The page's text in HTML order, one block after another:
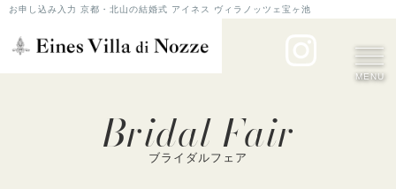
お申し込み入力 京都・北山の結婚式 アイネス ヴィラノッツェ宝ヶ池
MENU
Bridal Fair
ブライダルフェア